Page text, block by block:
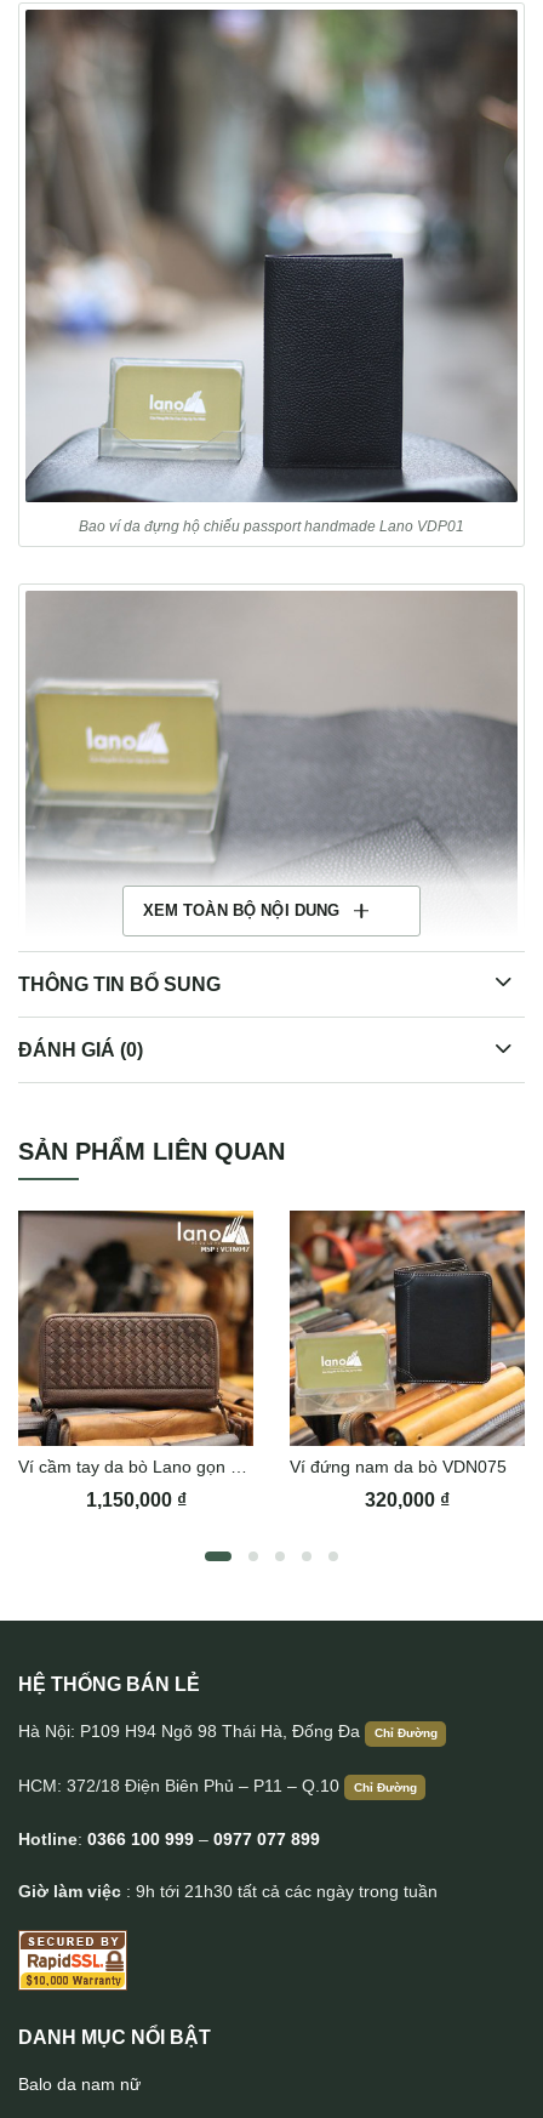
Bao ví da đựng hộ chiếu passport handmade Lano VDP01
Bao ví da đựng hộ chiếu passport handmade Lano VDP01
XEM TOÀN BỘ NỘI DUNG
THÔNG TIN BỔ SUNG
ĐÁNH GIÁ (0)
SẢN PHẨM LIÊN QUAN
1,150,000 ₫
Ví đứng nam da bò VDN075
320,000 ₫
HỆ THỐNG BÁN LẺ
Hà Nội: P109 H94 Ngõ 98 Thái Hà, Đống Đa Chỉ Đường
HCM: 372/18 Điện Biên Phủ – P11 – Q.10 Chỉ Đường
Hotline: 0366 100 999 – 0977 077 899
Giờ làm việc : 9h tới 21h30 tất cả các ngày trong tuần
DANH MỤC NỔI BẬT
Balo da nam nữ